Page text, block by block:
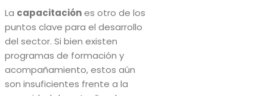
La capacitaciónes otro de los
puntos clave para el desarrollo
del sector. Si bien existen
programas de formación y
acompañamiento, estos aún
son insuficientes frente a la